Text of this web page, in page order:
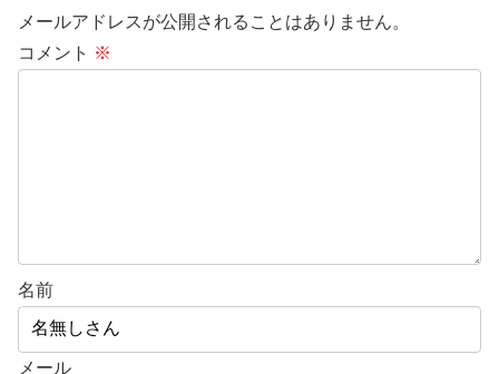
メールアドレスが公開されることはありません。
コメント ※
名前
メール